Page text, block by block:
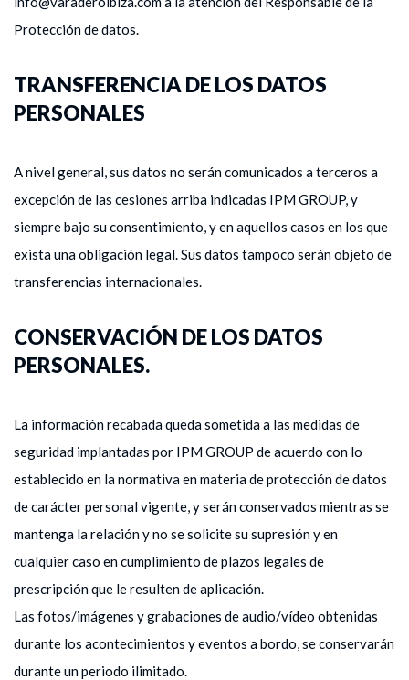
Protección de datos.
TRANSFERENCIA DE LOS DATOS
PERSONALES
A nivel general, sus datos no serán comunicados a terceros a
excepción de las cesiones arriba indicadas IPM GROUP, y
siempre bajo su consentimiento, y en aquellos casos en los que
exista una obligación legal. Sus datos tampoco serán objeto de
transferencias internacionales.
CONSERVACIÓN DE LOS DATOS
PERSONALES.
La información recabada queda sometida a las medidas de
seguridad implantadas por IPM GROUP de acuerdo con lo
establecido en la normativa en materia de protección de datos
de carácter personal vigente, y serán conservados mientras se
mantenga la relación y no se solicite su supresión y en
cualquier caso en cumplimiento de plazos legales de
prescripción que le resulten de aplicación.
Las fotos/imágenes y grabaciones de audio/vídeo obtenidas
durante los acontecimientos y eventos a bordo, se conservarán
durante un periodo ilimitado.